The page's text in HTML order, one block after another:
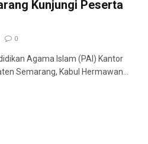
Kunjungi Peserta
0
Agama Islam (PAI) Kantor
Semarang, Kabul Hermawan…